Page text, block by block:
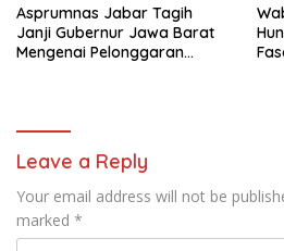
Asprumnas Jabar Tagih
Janji Gubernur Jawa Barat
Mengenai Pelonggaran
Leave a Reply
Your email address will not be
marked *